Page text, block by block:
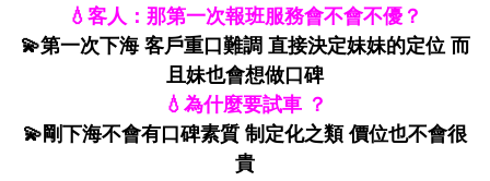
💧客人：那第一次報班服務會不會不優？
💫第一次下海 客戶重口難調 直接決定妹妹的定位 而
且妹也會想做口碑
💧為什麼要試車 ？
💫剛下海不會有口碑素質 制定化之類 價位也不會很
貴